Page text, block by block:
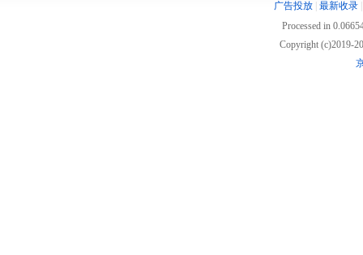
级组织人事部门、企事业单位人事工作者、人力资源管理
广告投放 最新收录
Processed in
Copyright (c)2019-